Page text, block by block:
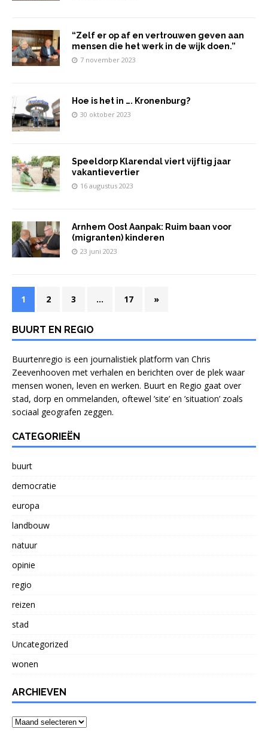
“Zelf er op af en vertrouwen geven aan
mensen die het werk in de wijk doen.”
7 november 2023
Hoe is het in …. Kronenburg?
30 oktober 2023
Speeldorp Klarendal viert vijftig jaar
vakantievertier
16 augustus 2023
Arnhem Oost Aanpak: Ruim baan voor
(migranten) kinderen
23 juni 2023
1 2 3 … 17 »
BUURT EN REGIO
Buurtenregio is een journalistiek platform van Chris
Zeevenhooven met verhalen en berichten over de plek waar
mensen wonen, leven en werken. Buurt en Regio gaat over
stad, dorp en ommelanden, oftewel ’site’ en ’situation’ zoals
sociaal geografen zeggen.
CATEGORIEËN
buurt
democratie
europa
landbouw
natuur
opinie
regio
reizen
stad
Uncategorized
wonen
ARCHIEVEN
Archieven